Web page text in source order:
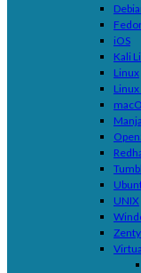
iOS
Kali
Linux
UNIX